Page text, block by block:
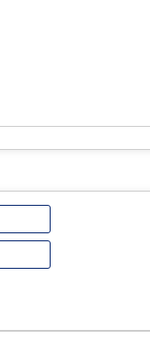
Ime
ili
nadimak
Email
(nije